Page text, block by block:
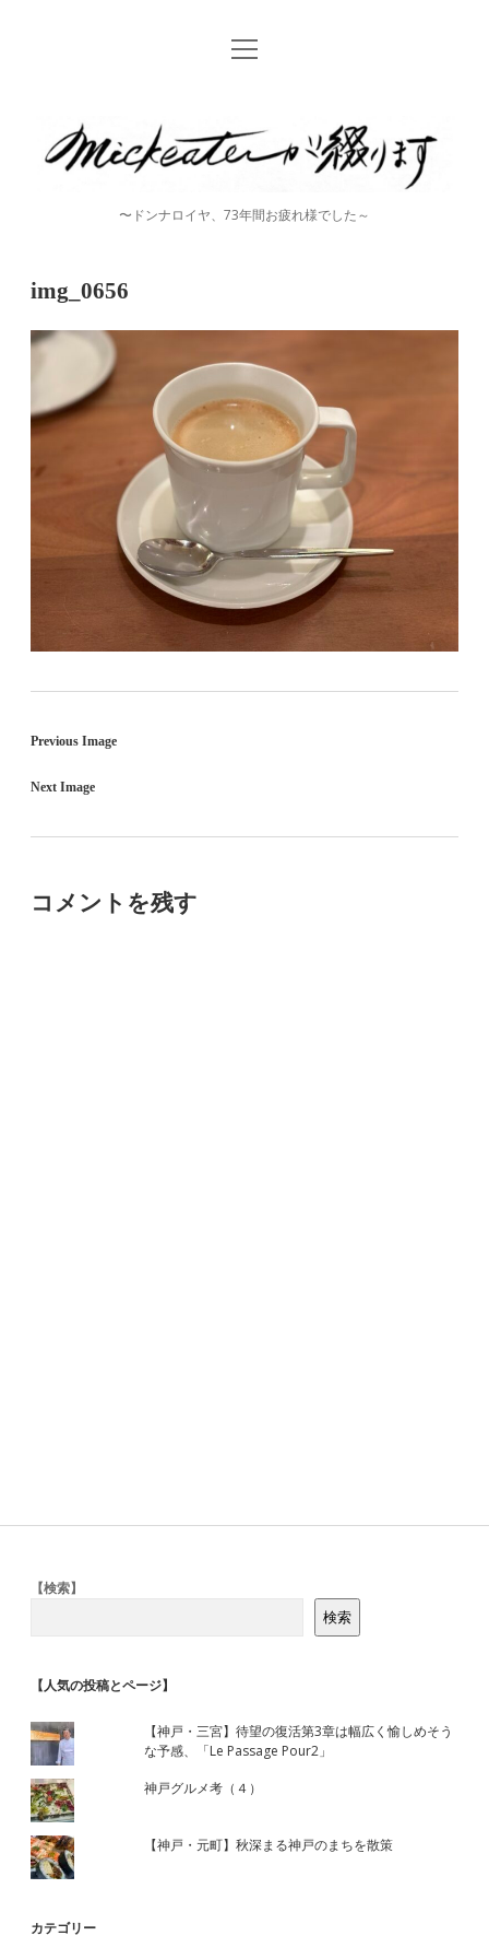
Home
open
mickeater
が
ま
す
〜ドンナロイヤ、73年間お疲れ様でした～
img_0656
Previous Image
Next Image
コメントを残す
Sidebar
【検索】
検索
【人気の投稿とページ】
【神戸・三宮】待望の復活第3章は幅広く愉しめそう
な予感、「Le Passage Pour2」
神戸グルメ考（４）
【神戸・元町】秋深まる神戸のまちを散策
カテゴリー